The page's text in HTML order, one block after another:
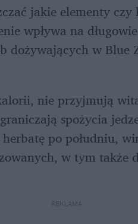
jakie elementy czy
wpływa na
dożywających w Blue
nie przyjmują
spożycia
po południu,
w tym także
REKLAMA